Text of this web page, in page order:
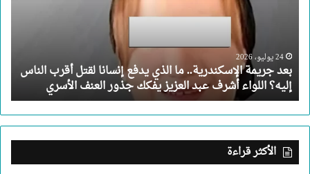
لقتل
أقرب
الناس
إليه؟
اللواء
أشرف
عبد
العزيز
24 يوليو، 2026
بعد جريمة الإسكندرية.. ما الذي يدفع إنسانا لقتل أقرب الناس
إليه؟ اللواء أشرف عبد العزيز يفكك جذور العنف الأسري
الأكثر قراءة